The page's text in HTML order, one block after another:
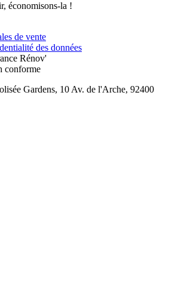
économisons-la !
de vente
des données
Rénov'
conforme
Gardens, 10 Av. de l'Arche, 92400